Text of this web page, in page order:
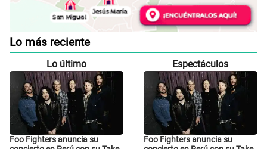
Lo más reciente
Lo último
Foo Fighters anuncia su
Espectáculos
Foo Fighters anuncia su